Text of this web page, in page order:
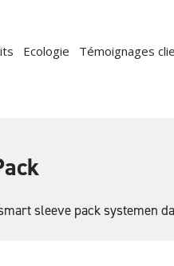
Ecologie Témoignages
sleeve pack systemen